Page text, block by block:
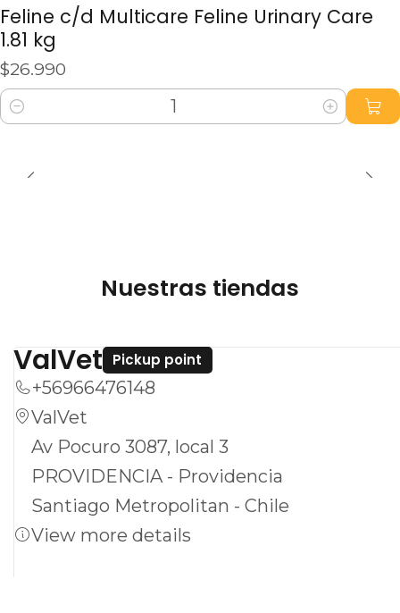
Jadini). Enterococcus faecium (4b1707)
(Probióticos). Vitaminas y oligoelementos.
Feline c/d Multicare Feline Urinary Care
1.81 kg
$26.990
Cantidad
Nuestras tiendas
ValVet Pickup point
+56966476148
ValVet
Av Pocuro 3087, local 3
PROVIDENCIA - Providencia
Santiago Metropolitan - Chile
View more details